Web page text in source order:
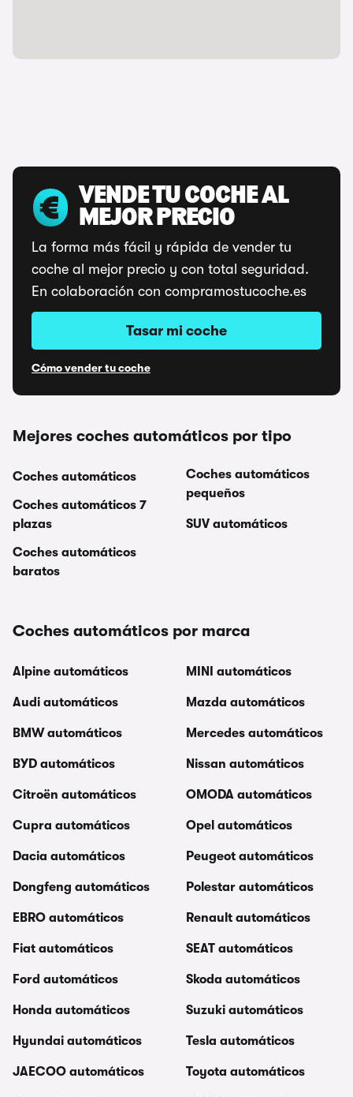
VENDE TU COCHE AL
MEJOR PRECIO
La forma más fácil y rápida de vender tu
coche al mejor precio y con total seguridad.
En colaboración con compramostucoche.es
Tasar mi coche
Cómo vender tu coche
Mejores coches automáticos por tipo
Coches automáticos
Coches automáticos 7
plazas
Coches automáticos
baratos
Coches automáticos
pequeños
SUV automáticos
Coches automáticos por marca
Alpine automáticos
Audi automáticos
BMW automáticos
BYD automáticos
Citroën automáticos
Cupra automáticos
Dacia automáticos
Dongfeng automáticos
EBRO automáticos
Fiat automáticos
Ford automáticos
Honda automáticos
Hyundai automáticos
JAECOO automáticos
MINI automáticos
Mazda automáticos
Mercedes automáticos
Nissan automáticos
OMODA automáticos
Opel automáticos
Peugeot automáticos
Polestar automáticos
Renault automáticos
SEAT automáticos
Skoda automáticos
Suzuki automáticos
Tesla automáticos
Toyota automáticos